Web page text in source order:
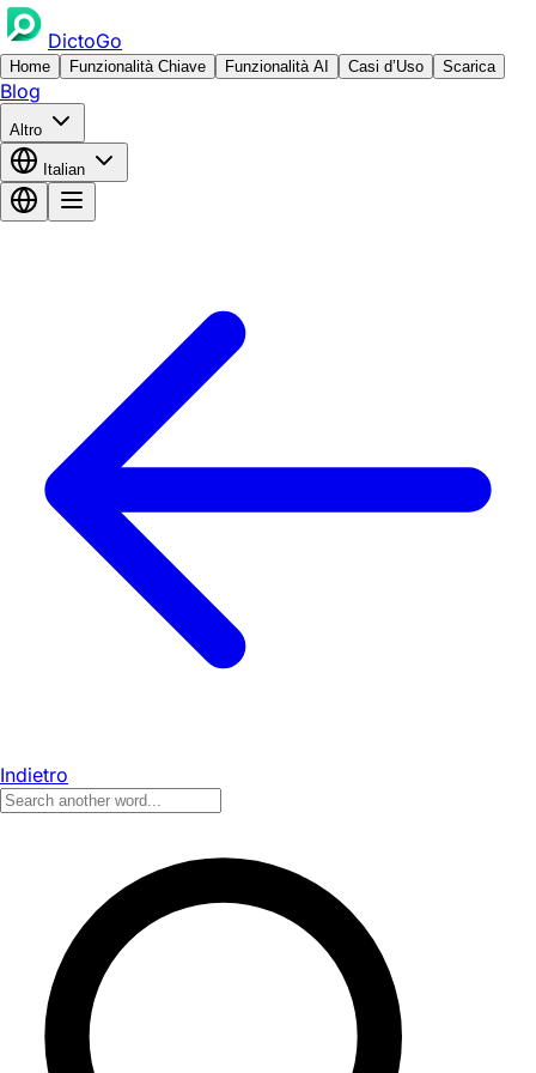
DictoGo
Home Funzionalità Chiave Funzionalità AI Casi d’Uso Scarica
Blog
Altro
Italian
Indietro